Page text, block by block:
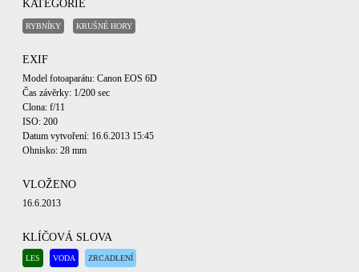
KATEGORIE
RYBNÍKY KRUŠNÉ HORY
EXIF
Model fotoaparátu: Canon EOS 6D
Čas závěrky: 1/200 sec
Clona: f/11
ISO: 200
Datum vytvoření: 16.6.2013 15:45
Ohnisko: 28 mm
VLOŽENO
16.6.2013
KLÍČOVÁ SLOVA
LES VODA ZRCADLENÍ